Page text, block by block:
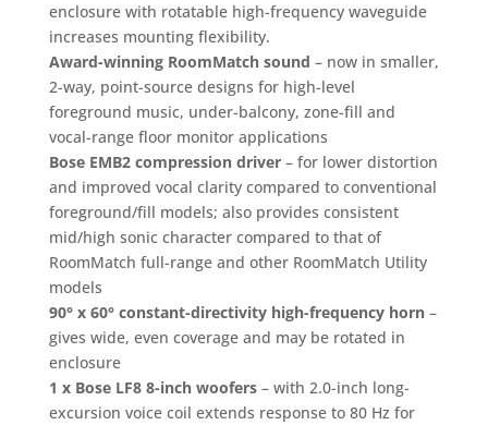
enclosure with rotatable high-frequency waveguide
increases mounting flexibility.
Award-winning RoomMatch sound – now in smaller,
2-way, point-source designs for high-level
foreground music, under-balcony, zone-fill and
vocal-range floor monitor applications
Bose EMB2 compression driver– for lower distortion
and improved vocal clarity compared to conventional
foreground/fill models; also provides consistent
mid/high sonic character compared to that of
RoomMatch full-range and other RoomMatch Utility
models
90° x 60° constant-directivity high-frequency horn–
gives wide, even coverage and may be rotated in
enclosure
1 x Bose LF8 8-inch woofers– with 2.0-inch long-
excursion voice coil extends response to 80 Hz for